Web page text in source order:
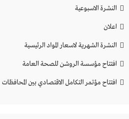
النشرة الاسبوعية
اعلان
النشرة الشهرية لاسعار المواد الرئيسية
افتتاح مؤسسة الروشن للصحة العامة
افتتاح مؤتمر التكامل الاقتصادي بين المحافظات